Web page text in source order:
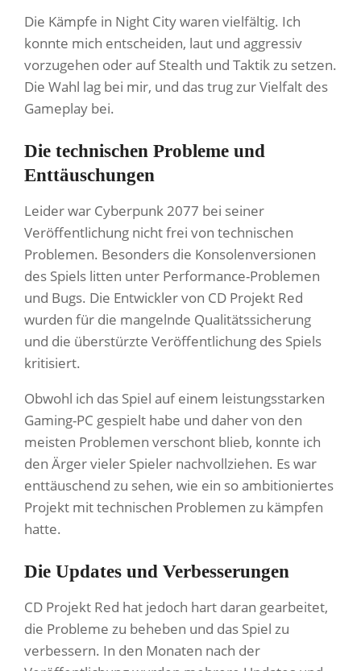
Die Kämpfe in Night City waren vielfältig. Ich
konnte mich entscheiden, laut und aggressiv
vorzugehen oder auf Stealth und Taktik zu setzen.
Die Wahl lag bei mir, und das trug zur Vielfalt des
Gameplay bei.
Die technischen Probleme und
Enttäuschungen
Leider war Cyberpunk 2077 bei seiner
Veröffentlichung nicht frei von technischen
Problemen. Besonders die Konsolenversionen
des Spiels litten unter Performance-Problemen
und Bugs. Die Entwickler von CD Projekt Red
wurden für die mangelnde Qualitätssicherung
und die überstürzte Veröffentlichung des Spiels
kritisiert.
Obwohl ich das Spiel auf einem leistungsstarken
Gaming-PC gespielt habe und daher von den
meisten Problemen verschont blieb, konnte ich
den Ärger vieler Spieler nachvollziehen. Es war
enttäuschend zu sehen, wie ein so ambitioniertes
Projekt mit technischen Problemen zu kämpfen
hatte.
Die Updates und Verbesserungen
CD Projekt Red hat jedoch hart daran gearbeitet,
die Probleme zu beheben und das Spiel zu
verbessern. In den Monaten nach der